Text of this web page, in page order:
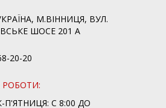
М.ВІННИЦЯ, ВУЛ.
ШОСЕ 201 А
20-20
РОБОТИ:
П'ЯТНИЦЯ: С 8:00 ДО